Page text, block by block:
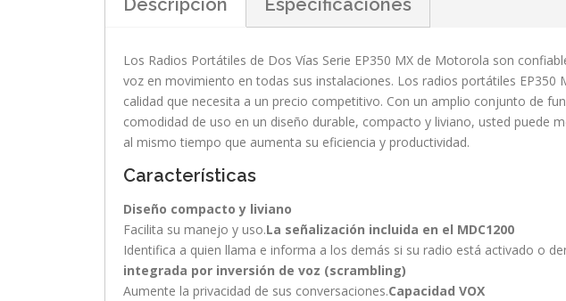
Descripción Especificaciones
Los Radios Portátiles de Dos Vías Serie EP350 MX de Motorola son
voz en movimiento en todas sus instalaciones. Los radios portátiles EP350
calidad que necesita a un precio competitivo. Con un amplio conjunto de
comodidad de uso en un diseño durable, compacto y liviano, usted puede
al mismo tiempo que aumenta su eficiencia y productividad.
Características
Diseño compacto y liviano
Facilita su manejo y uso.La señalización incluida en el MDC1200
Identifica a quien llama e informa a los demás si su radio está activado o
integrada por inversión de voz (scrambling)
Aumente la privacidad de sus conversaciones.Capacidad VOX